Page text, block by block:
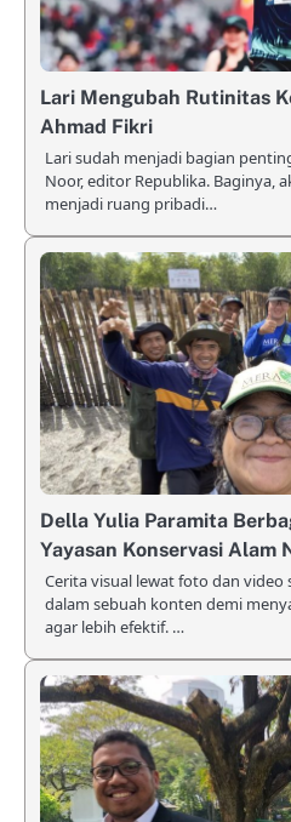
Lari Mengubah Rutinitas
Ahmad Fikri
Lari sudah menjadi bagian
Noor, editor Republika. Baginya,
menjadi ruang pribadi…
Della Yulia Paramita
Yayasan Konservasi Alam
Cerita visual lewat foto dan
dalam sebuah konten demi
agar lebih efektif. …